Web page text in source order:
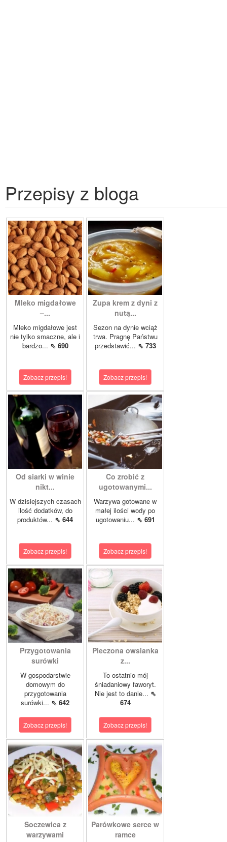
Przepisy z bloga
Mleko migdałowe
–...
Mleko migdałowe jest
nie tylko smaczne, ale i
bardzo... ⇖ 690
Zobacz przepis!
Zupa krem z dyni z
nutą...
Sezon na dynie wciąż
trwa. Pragnę Państwu
przedstawić... ⇖ 733
Zobacz przepis!
Od siarki w winie
nikt...
W dzisiejszych czasach
ilość dodatków, do
produktów... ⇖ 644
Zobacz przepis!
Co zrobić z
ugotowanymi...
Warzywa gotowane w
małej ilości wody po
ugotowaniu... ⇖ 691
Zobacz przepis!
Przygotowania
surówki
W gospodarstwie
domowym do
przygotowania
surówki... ⇖ 642
Zobacz przepis!
Pieczona owsianka
z...
To ostatnio mój
śniadaniowy faworyt.
Nie jest to danie... ⇖
674
Zobacz przepis!
Soczewica z
warzywami
Parówkowe serce w
ramce